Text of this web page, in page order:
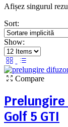
Afișez singurul
Sort:
Show:
Compare
Prelungire
Golf 5 GTI